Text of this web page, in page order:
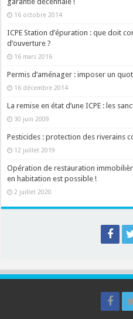
16 octobre 2014
ICPE Station d’épuration : que doit
d’ouverture ?
16 mars 2016
Permis d’aménager : imposer un
16 décembre 2014
La remise en état d’une ICPE : les
30 juin 2009
Pesticides : protection des riverains
12 juillet 2019
Opération de restauration
en habitation est possible !
2 juillet 2020